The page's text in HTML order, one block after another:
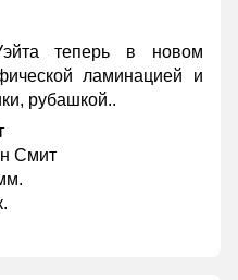
теперь в новом
ламинацией и
рубашкой..
Смит